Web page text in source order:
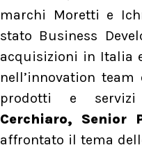
marchi Moretti e
stato Business
acquisizioni in Italia
nell’innovation
prodotti e
Cerchiaro, Senior
affrontato il tema